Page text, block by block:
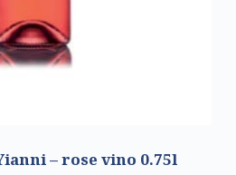
– rose vino 0.75l